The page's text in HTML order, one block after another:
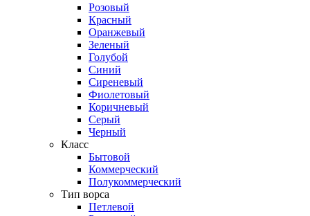
Розовый
Красный
Оранжевый
Зеленый
Голубой
Синий
Сиреневый
Фиолетовый
Коричневый
Серый
Черный
Класс
Бытовой
Коммерческий
Полукоммерческий
Тип ворса
Петлевой